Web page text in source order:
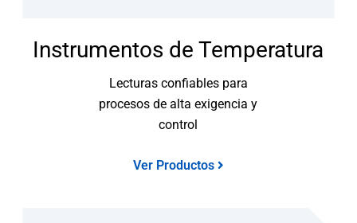
Instrumentos de Temperatura
Lecturas confiables para
procesos de alta exigencia y
control
Ver Productos